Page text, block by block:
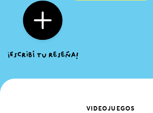
VIDEOJUEGOS